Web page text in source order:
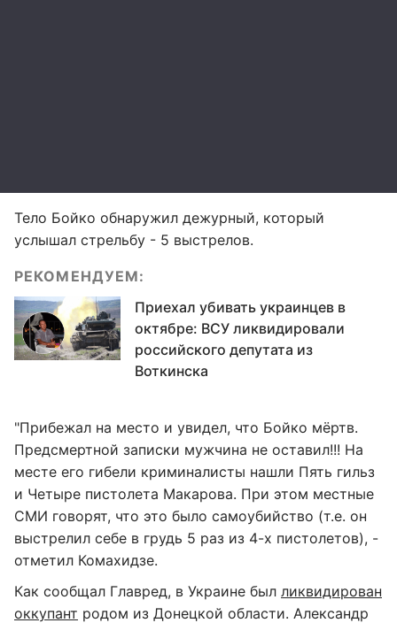
Тело Бойко обнаружил дежурный, который
услышал стрельбу - 5 выстрелов.
РЕКОМЕНДУЕМ:
Приехал убивать украинцев в
октябре: ВСУ ликвидировали
российского депутата из
Воткинска
"Прибежал на место и увидел, что Бойко мёртв.
Предсмертной записки мужчина не оставил!!! На
месте его гибели криминалисты нашли Пять гильз
и Четыре пистолета Макарова. При этом местные
СМИ говорят, что это было самоубийство (т.е. он
выстрелил себе в грудь 5 раз из 4-х пистолетов), -
отметил Комахидзе.
Как сообщал Главред, в Украине был ликвидирован
оккупант родом из Донецкой области. Александр